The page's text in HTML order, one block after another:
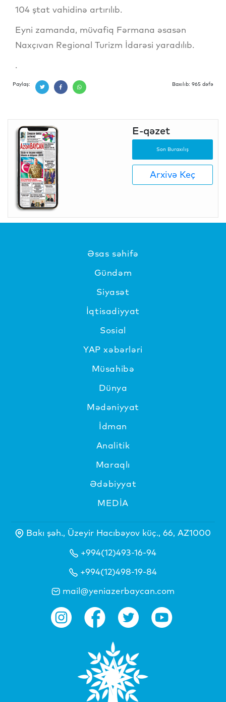
104 ştat vahidinə artırılıb.
Eyni zamanda, müvafiq Fərmana əsasən
Naxçıvan Regional Turizm İdarəsi yaradılıb.
.
Paylaş: Baxılıb: 965 dəfə
E-qəzet
Son Buraxılış
Arxivə Keç
Əsas səhifə
Gündəm
Siyasət
İqtisadiyyat
Sosial
YAP xəbərləri
Müsahibə
Dünya
Mədəniyyat
İdman
Analitik
Maraqlı
Ədəbiyyat
MEDİA
Bakı şəh., Üzeyir Hacıbəyov küç., 66, AZ1000
+994(12)493-16-94
+994(12)498-19-84
mail@yeniazerbaycan.com